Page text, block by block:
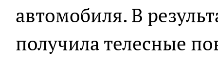
автомобиля. В
получила телесные